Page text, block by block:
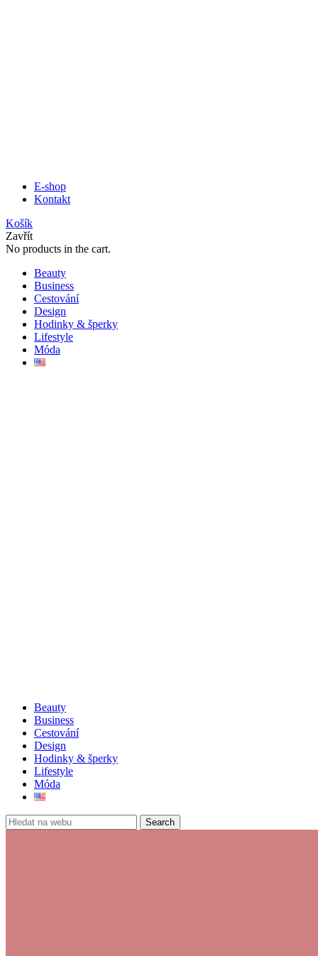
E-shop
Kontakt
Košík
Zavřít
No products in the cart.
Beauty
Business
Cestování
Design
Hodinky & šperky
Lifestyle
Móda
Beauty
Business
Cestování
Design
Hodinky & šperky
Lifestyle
Móda
Search